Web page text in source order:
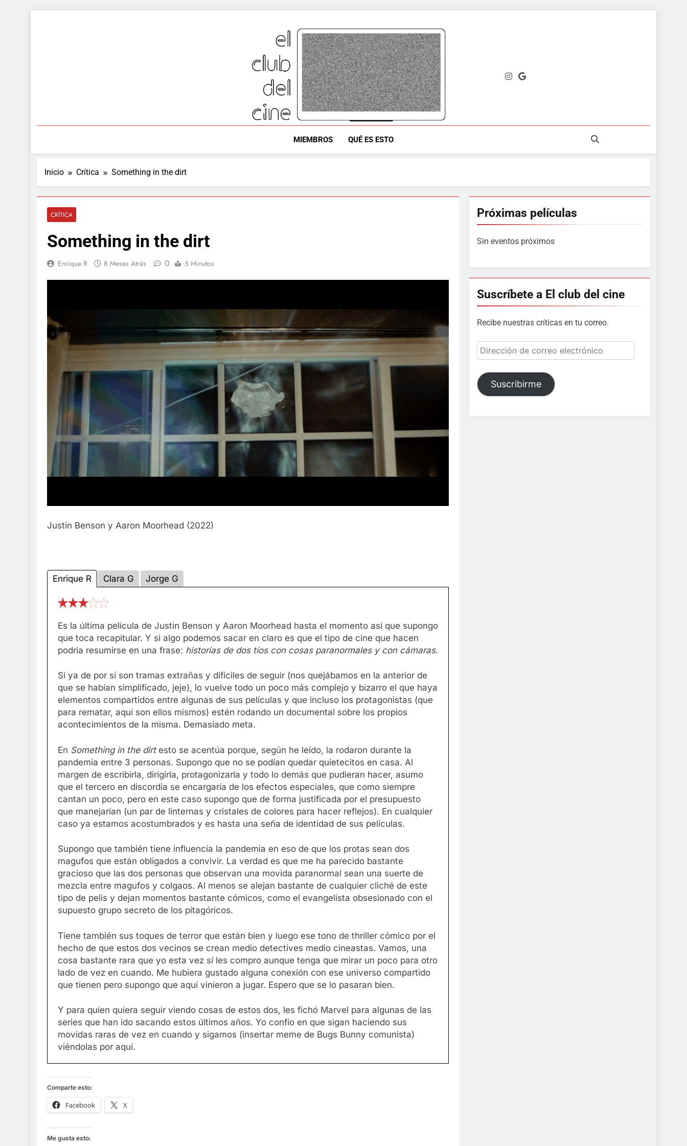
el club del cine
Vemos Pelis Y Comentamos Pelis
MIEMBROS QUÉ ES ESTO
Inicio Crítica Something in the dirt
CRÍTICA
Something in the dirt
Enrique R 8 Meses Atrás 0 5 Minutos
Justin Benson y Aaron Moorhead (2022)
Enrique R Clara G Jorge G
Es la última película de Justin Benson y Aaron Moorhead hasta el momento así que supongo
que toca recapitular. Y si algo podemos sacar en claro es que el tipo de cine que hacen
podría resumirse en una frase: historias de dos tíos con cosas paranormales y con cámaras.
Si ya de por sí son tramas extrañas y difíciles de seguir (nos quejábamos en la anterior de
que se habían simplificado, jeje), lo vuelve todo un poco más complejo y bizarro el que haya
elementos compartidos entre algunas de sus películas y que incluso los protagonistas (que
para rematar, aquí son ellos mismos) estén rodando un documental sobre los propios
acontecimientos de la misma. Demasiado meta.
En Something in the dirtesto se acentúa porque, según he leído, la rodaron durante la
pandemia entre 3 personas. Supongo que no se podían quedar quietecitos en casa. Al
margen de escribirla, dirigirla, protagonizarla y todo lo demás que pudieran hacer, asumo
que el tercero en discordia se encargaría de los efectos especiales, que como siempre
cantan un poco, pero en este caso supongo que de forma justificada por el presupuesto
que manejarían (un par de linternas y cristales de colores para hacer reflejos). En cualquier
caso ya estamos acostumbrados y es hasta una seña de identidad de sus películas.
Supongo que también tiene influencia la pandemia en eso de que los protas sean dos
magufos que están obligados a convivir. La verdad es que me ha parecido bastante
gracioso que las dos personas que observan una movida paranormal sean una suerte de
mezcla entre magufos y colgaos. Al menos se alejan bastante de cualquier cliché de este
tipo de pelis y dejan momentos bastante cómicos, como el evangelista obsesionado con el
supuesto grupo secreto de los pitagóricos.
Tiene también sus toques de terror que están bien y luego ese tono de thriller cómico por el
hecho de que estos dos vecinos se crean medio detectives medio cineastas. Vamos, una
cosa bastante rara que yo esta vez sí les compro aunque tenga que mirar un poco para otro
lado de vez en cuando. Me hubiera gustado alguna conexión con ese universo compartido
que tienen pero supongo que aquí vinieron a jugar. Espero que se lo pasaran bien.
Y para quien quiera seguir viendo cosas de estos dos, les fichó Marvel para algunas de las
series que han ido sacando estos últimos años. Yo confío en que sigan haciendo sus
movidas raras de vez en cuando y sigamos (insertar meme de Bugs Bunny comunista)
viéndolas por aquí.
Comparte esto:
Facebook X
Me gusta esto:
Próximas películas
Sin eventos próximos
Suscríbete a El club del cine
Recibe nuestras críticas en tu correo.
Dirección
de
correo
electrónico
Suscribirme